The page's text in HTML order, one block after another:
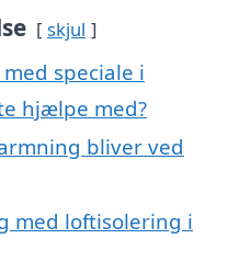
skjul
speciale i
hjælpe med?
bliver ved
med loftisolering i